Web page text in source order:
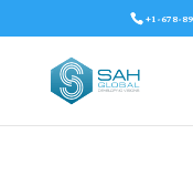
+1-678-